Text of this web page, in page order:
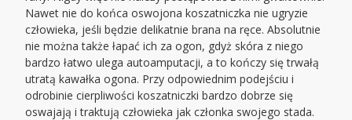
Nawet nie do końca oswojona koszatniczka nie ugryzie
człowieka, jeśli będzie delikatnie brana na ręce. Absolutnie
nie można także łapać ich za ogon, gdyż skóra z niego
bardzo łatwo ulega autoamputacji, a to kończy się trwałą
utratą kawałka ogona. Przy odpowiednim podejściu i
odrobinie cierpliwości koszatniczki bardzo dobrze się
oswajają i traktują człowieka jak członka swojego stada.